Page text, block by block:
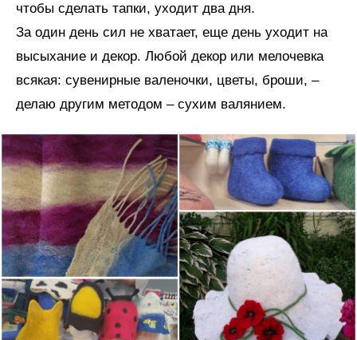
чтобы сделать тапки, уходит два дня.
За один день сил не хватает, еще день уходит на
высыхание и декор. Любой декор или мелочевка
всякая: сувенирные валеночки, цветы, броши, –
делаю другим методом – сухим валянием.